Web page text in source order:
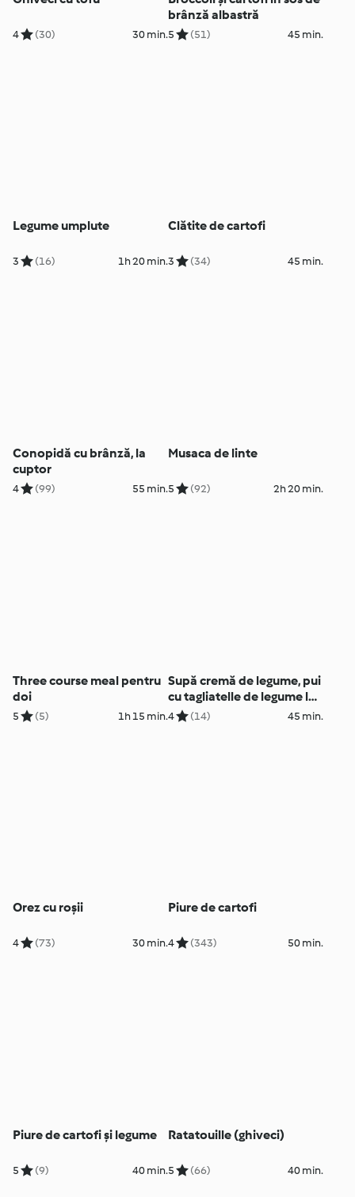
4 (30) 30 min.
brânză albastră
5 (51) 45 min.
Legume umplute
3 (16) 1h 20 min.
Clătite de cartofi
3 (34) 45 min.
Conopidă cu brânză, la
cuptor
4 (99) 55 min.
Musaca de linte
5 (92) 2h 20 min.
Three course meal pentru
doi
5 (5) 1h 15 min.
Supă cremă de legume, pui
cu tagliatelle de legume la
aburi și sos de muștar
4 (14) 45 min.
Orez cu roșii
4 (73) 30 min.
Piure de cartofi
4 (343) 50 min.
Piure de cartofi și legume
5 (9) 40 min.
Ratatouille (ghiveci)
5 (66) 40 min.